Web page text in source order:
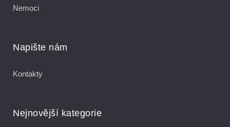
Nemoci
Napište nám
Kontakty
Nejnovější kategorie